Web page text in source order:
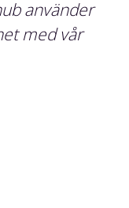
använder
med vår